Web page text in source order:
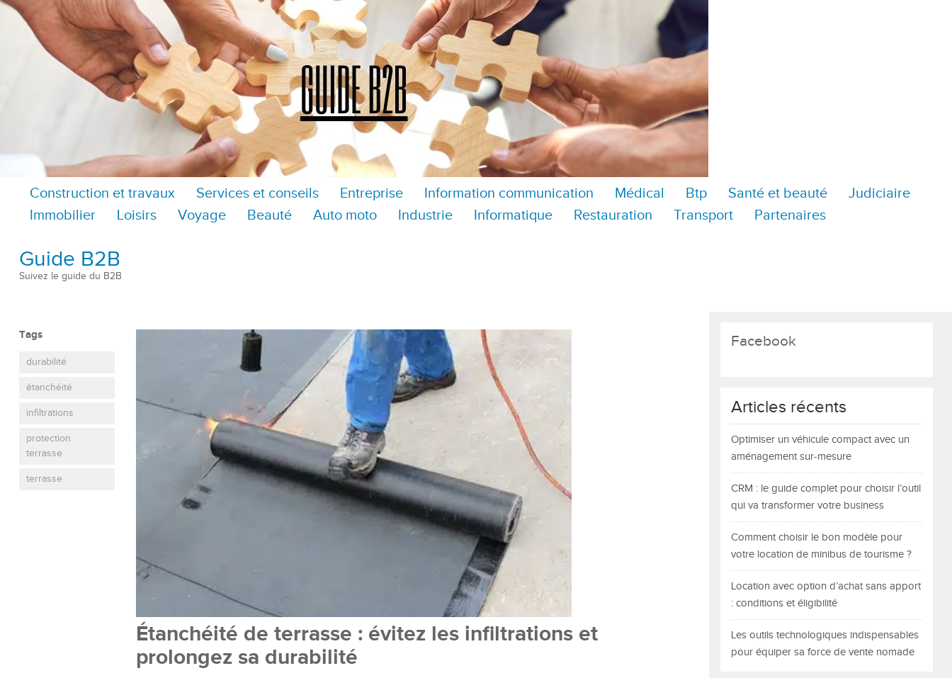
Construction et travaux Services et conseils Entreprise Information communication Médical Btp Santé et beauté
Judiciaire
Immobilier
Loisirs Voyage Beauté Auto moto Industrie Informatique Restauration Transport Partenaires
Guide B2B
Suivez le guide du B2B
Tags
durabilité
étanchéité
infiltrations
protection
terrasse
terrasse
Étanchéité de terrasse : évitez les infiltrations et
prolongez sa durabilité
Facebook
Articles récents
Optimiser un véhicule compact avec un
aménagement sur-mesure
CRM : le guide complet pour choisir l’outil
qui va transformer votre business
Comment choisir le bon modèle pour
votre location de minibus de tourisme ?
Location avec option d’achat sans apport
: conditions et éligibilité
Les outils technologiques indispensables
pour équiper sa force de vente nomade